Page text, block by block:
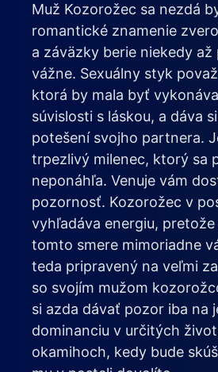
Muž Kozorožec sa nezdá
romantické znamenie
a záväzky berie niekedy až
vážne. Sexuálny styk
ktorá by mala byť
súvislosti s láskou, a dáva
potešení svojho partnera.
trpezlivý milenec, ktorý sa
neponáhľa. Venuje vám
pozornosť. Kozorožec v
vyhľadáva energiu, pretože
tomto smere mimoriadne
teda pripravený na veľmi
so svojím mužom
si azda dávať pozor iba na
dominanciu v určitých
okamihoch, kedy bude